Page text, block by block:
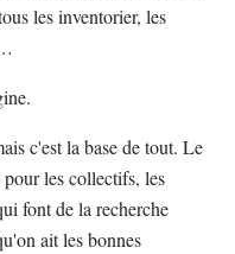
les inventorier, les
c'est la base de tout. Le
les collectifs, les
font de la recherche
ait les bonnes